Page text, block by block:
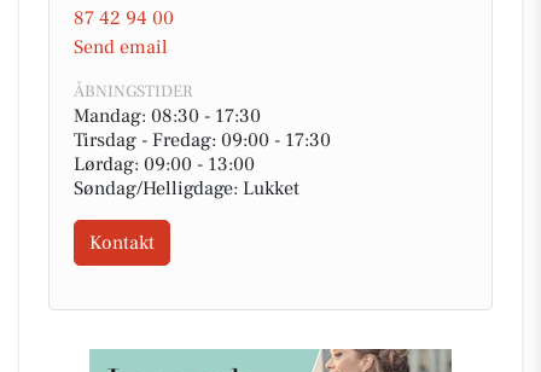
87 42 94 00
Send email
ÅBNINGSTIDER
Mandag: 08:30 - 17:30
Tirsdag - Fredag: 09:00 - 17:30
Lørdag: 09:00 - 13:00
Søndag/Helligdage: Lukket
Kontakt